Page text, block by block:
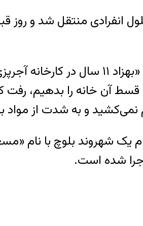
انفرادی منتقل شد و روز
یکی از بستگان وی به سازمان حقوق
و ۳ ماه بود نتوانستیم قسط آن
نمی‌کشید و به شدت از
شده است.